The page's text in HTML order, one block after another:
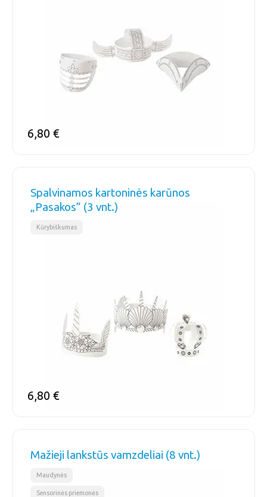
6,80 €
Spalvinamos kartoninės karūnos
„Pasakos” (3 vnt.)
Kūrybiškumas
6,80 €
Mažieji lankstūs vamzdeliai (8 vnt.)
Maudynės
Sensorinės priemonės